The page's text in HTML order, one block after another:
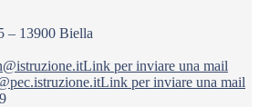
– 13900 Biella
Link per inviare una mail
Link per inviare una mail